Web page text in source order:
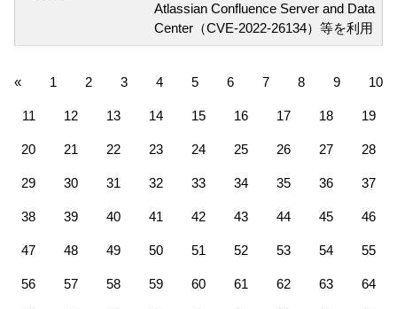
Atlassian Confluence Server and Data
Center（CVE-2022-26134）等を利用
« 1 2 3 4 5 6 7 8 9 10
11 12 13 14 15 16 17 18 19
20 21 22 23 24 25 26 27 28
29 30 31 32 33 34 35 36 37
38 39 40 41 42 43 44 45 46
47 48 49 50 51 52 53 54 55
56 57 58 59 60 61 62 63 64